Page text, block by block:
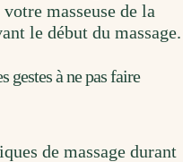
masseuse de la
le début du massage.
gestes à ne pas faire
de massage durant